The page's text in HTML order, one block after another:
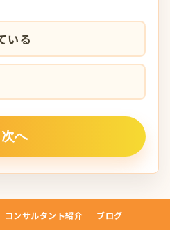
いる
コンサルタント紹介
ブログ